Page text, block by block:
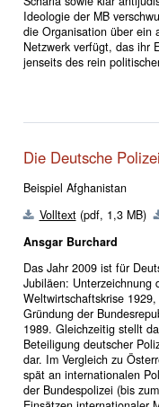
Ideologie der MB
die Organisation über ein
Netzwerk verfügt, das ihr
jenseits des rein
Die Deutsche
Beispiel Afghanistan
Volltext(pdf, 1,3 MB)
Ansgar Burchard
Das Jahr 2009 ist für
Jubiläen: Unterzeichnung
Weltwirtschaftskrise
Gründung der
1989. Gleichzeitig stellt
Beteiligung deutscher
dar. Im Vergleich zu
spät an internationalen
der Bundespolizei (bis